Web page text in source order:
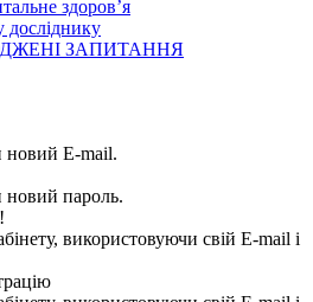
здоровʼя
ЗАПИТАННЯ
новий E-mail.
новий пароль.
використовуючи свій E-mail і